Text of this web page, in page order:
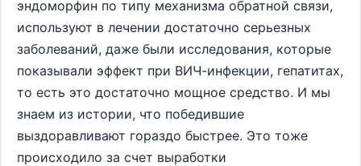
эндоморфин по типу механизма обратной связи,
используют в лечении достаточно серьезных
заболеваний, даже были исследования, которые
показывали эффект при ВИЧ-инфекции, гепатитах,
то есть это достаточно мощное средство. И мы
знаем из истории, что победившие
выздоравливают гораздо быстрее. Это тоже
происходило за счет выработки